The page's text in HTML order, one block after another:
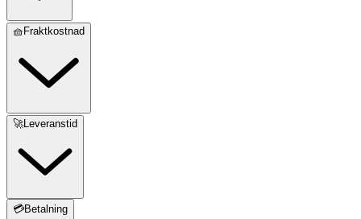
🧺Fraktkostnad
🚀Leveranstid
💳Betalning